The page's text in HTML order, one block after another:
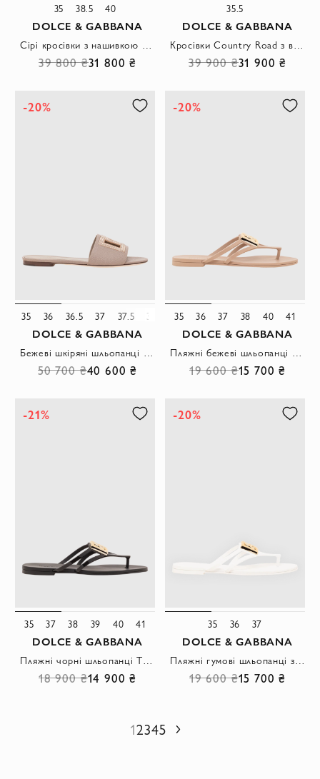
35 38.5 40
DOLCE & GABBANA
39 800 ₴31 800 ₴
35.5
DOLCE & GABBANA
39 900 ₴31 900 ₴
-20%
35 36 36.5 37 37.5 38 39 40 41
DOLCE & GABBANA
50 700 ₴40 600 ₴
-20%
35 36 37 38 40 41
DOLCE & GABBANA
19 600 ₴15 700 ₴
-21%
35 37 38 39 40 41
DOLCE & GABBANA
Пляжні чорні шльопанці Thong Sandals із золотистим логотипом
18 900 ₴14 900 ₴
-20%
35 36 37
DOLCE & GABBANA
Пляжні гумові шльопанці з Т-подібним ремінцем
19 600 ₴15 700 ₴
12345Наступний